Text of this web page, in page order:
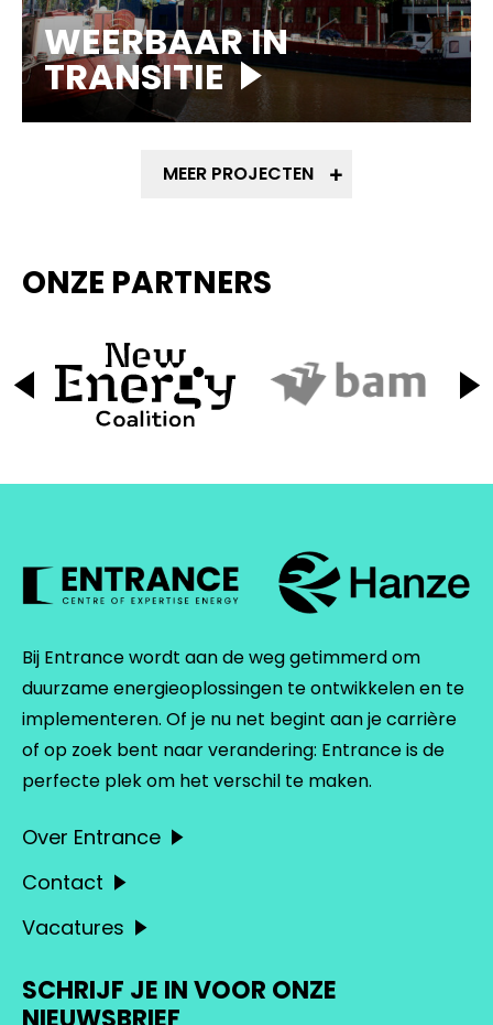
WEERBAAR IN
TRANSITIE
MEER PROJECTEN
ONZE PARTNERS
Bij Entrance wordt aan de weg getimmerd om
duurzame energieoplossingen te ontwikkelen en te
implementeren. Of je nu net begint aan je carrière
of op zoek bent naar verandering: Entrance is de
perfecte plek om het verschil te maken.
Over Entrance
Contact
Vacatures
SCHRIJF JE IN VOOR ONZE